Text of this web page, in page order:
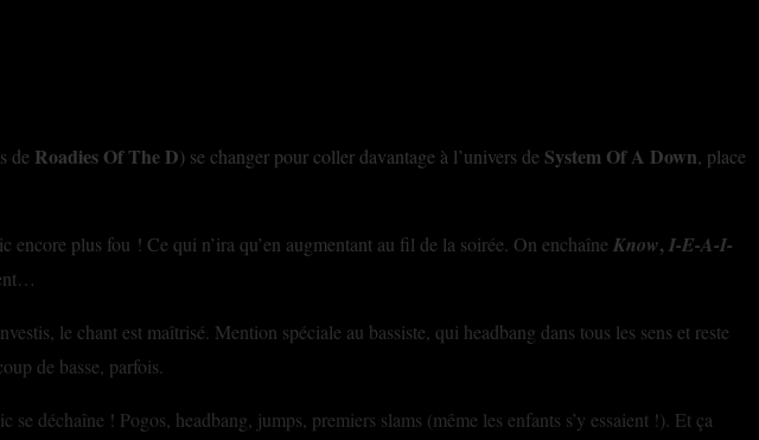
de Roadies Of The D) se changer pour coller davantage à l’univers de System Of A Down, place
plus fou ! Ce qui n’ira qu’en augmentant au fil de la soirée. On enchaîne Know,I-E-A-I-
le chant est maîtrisé. Mention spéciale au bassiste, qui headbang dans tous les sens et reste
de basse, parfois.
déchaîne ! Pogos, headbang, jumps, premiers slams (même les enfants s’y essaient !). Et ça